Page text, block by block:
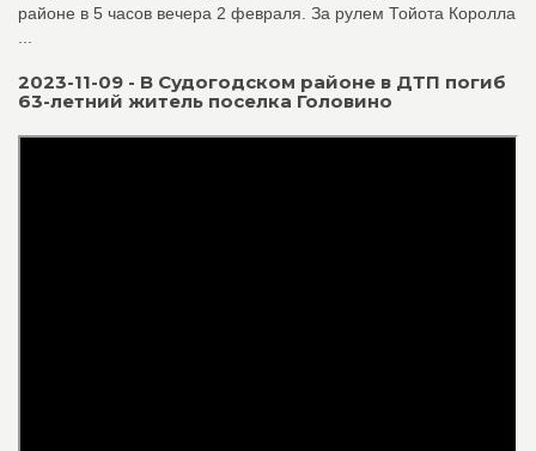
районе в 5 часов вечера 2 февраля. За рулем Тойота Королла
2023-11-09 - В Судогодском районе в ДТП погиб
63-летний житель поселка Головино